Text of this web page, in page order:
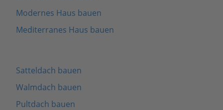
Modernes Haus bauen
Mediterranes Haus bauen
Satteldach bauen
Walmdach bauen
Pultdach bauen